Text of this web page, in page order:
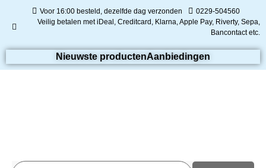
Voor 16:00 besteld, dezelfde dag verzonden
0229-504560
Veilig betalen met iDeal, Creditcard, Klarna, Apple Pay, Riverty, Sepa,
Bancontact etc.
Nieuwste productenAanbiedingen